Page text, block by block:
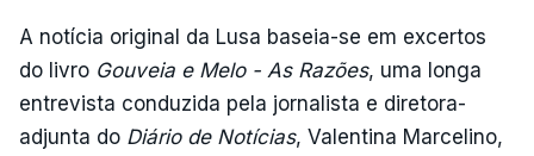
A notícia original da Lusa baseia-se em excertos
do livro Gouveia e Melo - As Razões, uma longa
entrevista conduzida pela jornalista e diretora-
adjunta do Diário de Notícias, Valentina Marcelino,